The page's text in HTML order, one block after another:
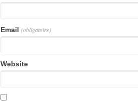
Email (obligatoire)
Website